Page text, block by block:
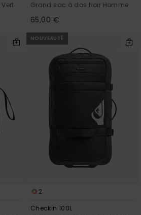
Grand sac à dos Noir Homme
65,00 €
NOUVEAUTÉ
2
Checkin 100L